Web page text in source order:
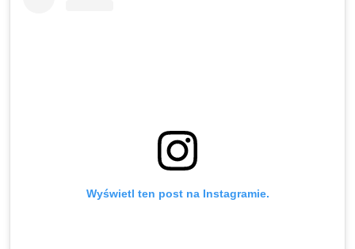
Wyświetl ten post na Instagramie.